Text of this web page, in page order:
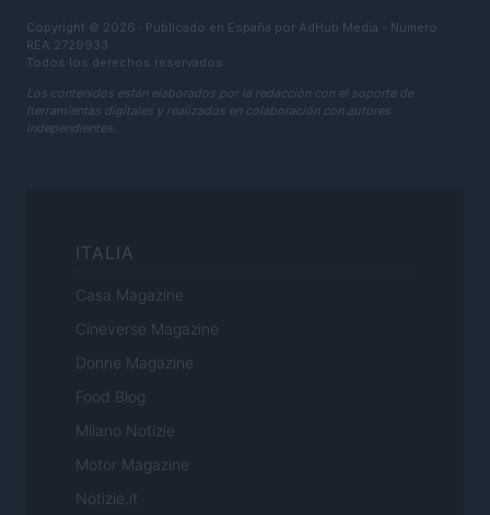
Copyright © 2026 · Publicado en España por AdHub Media - Numero
REA 2729933
Todos los derechos reservados
Los contenidos están elaborados por la redacción con el soporte de
herramientas digitales y realizados en colaboración con autores
independientes.
ITALIA
Casa Magazine
Cineverse Magazine
Donne Magazine
Food Blog
Milano Notizie
Motor Magazine
Notizie.it